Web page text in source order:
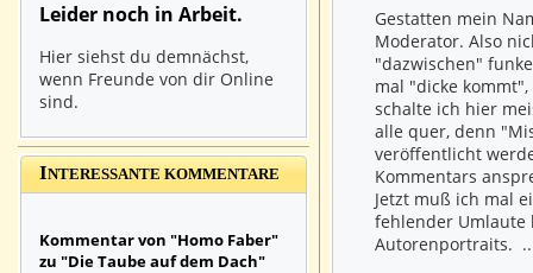
Gestatten mein
Moderator. Also
"dazwischen"
mal "dicke
schalte ich hier
alle quer, denn
veröffentlicht
Kommentars
Jetzt muß ich mal
fehlender Umlaute
Autorenportraits.
Leider noch in Arbeit.
Hier siehst du demnächst,
wenn Freunde von dir Online
sind.
INTERESSANTE KOMMENTARE
Kommentar von "Homo Faber"
zu "Die Taube auf dem Dach"